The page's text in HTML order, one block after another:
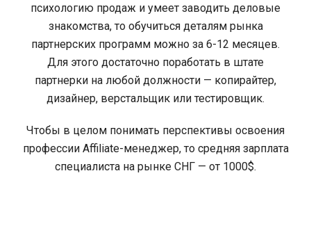
психологию продаж и умеет заводить деловые
знакомства, то обучиться деталям рынка
партнерских программ можно за 6-12 месяцев.
Для этого достаточно поработать в штате
партнерки на любой должности — копирайтер,
дизайнер, верстальщик или тестировщик.
Чтобы в целом понимать перспективы освоения
профессии Affiliate-менеджер, то средняя зарплата
специалиста на рынке СНГ — от 1000$.